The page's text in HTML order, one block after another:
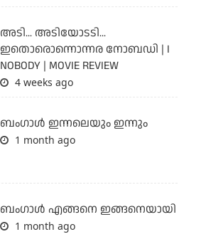
അടി... അടിയോടടി...
ഇതൊരൊന്നൊന്നര നോബഡി | I
NOBODY | MOVIE REVIEW
4 weeks ago
ബംഗാള്‍ ഇന്നലെയും ഇന്നും
1 month ago
ബം​ഗാൾ എങ്ങനെ ഇങ്ങനെയായി
1 month ago